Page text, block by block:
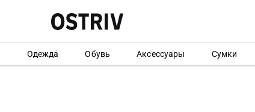
Одежда Обувь Аксессуары Сумки